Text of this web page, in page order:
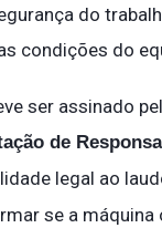
do
condições do
ser assinado
de
legal ao
se a máquina